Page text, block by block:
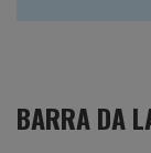
BARRA DA